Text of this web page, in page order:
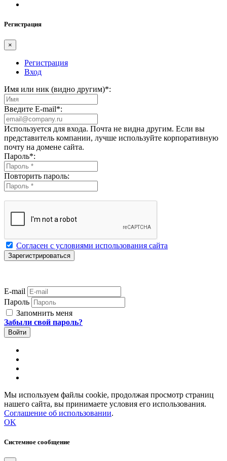
Регистрация
×
Регистрация
Вход
Имя или ник (видно другим)*:
Введите E-mail*:
Используется для входа. Почта не видна другим. Если вы
представитель компании, лучше используйте корпоративную
почту на домене сайта.
Пароль*:
Повторить пароль:
Согласен с условиями использования сайта
E-mail
Пароль
Запомнить меня
Забыли свой пароль?
Мы используем файлы cookie, продолжая просмотр страниц
нашего сайта, вы принимаете условия его использования.
Соглашение об использовании.
OK
Системное сообщение